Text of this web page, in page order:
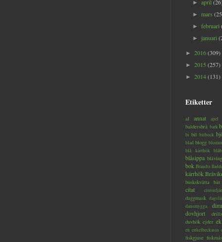
►april
►mars
►februari
► januari
► 2016(309)
► 2015 (257)
► 2014(131)
Etiketter
al annat apel
baldersbrå bark
bi bil bitbock
blad blogg
blå kärrhök
blåsippa
bok Brandts
kärrhök
buskskvätta båt
citat
daggmask
dansmygga
dovhjort
duvhök ejder ek
en enkelbeckasin
fiskgjuse fiskmås